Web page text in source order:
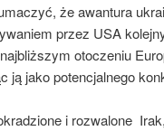
że awantura
przez USA
otoczeniu
ją jako potencjalnego
i rozwalone